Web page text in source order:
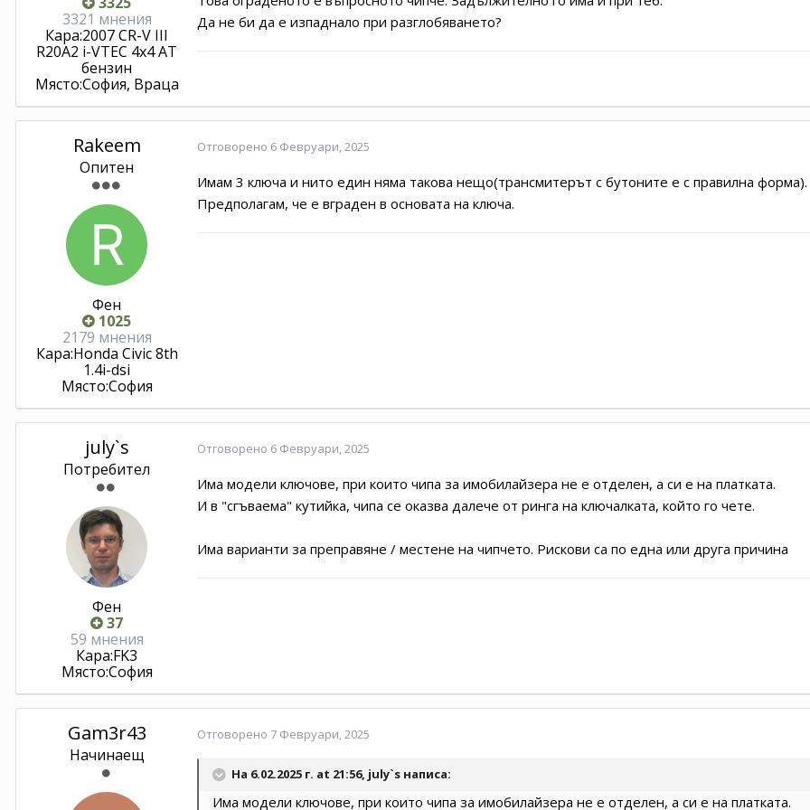
3321 мнения
Кара:2007 CR-V III
R20A2 i-VTEC 4x4 АТ
бензин
Място:София, Враца
Да не би да е изпаднало при разглобяването?
Rakeem
Опитен
Фен
1025
2179 мнения
Кара:Honda Civic 8th
1.4i-dsi
Място:София
Отговорено 6 Февруари, 2025
Имам 3 ключа и нито един няма такова нещо(трансмитерът с бутоните е с правилна форма).
Предполагам, че е вграден в основата на ключа.
july`s
Потребител
Фен
37
59 мнения
Кара:FK3
Място:София
Отговорено 6 Февруари, 2025
Има модели ключове, при които чипа за имобилайзера не е отделен, а си е на платката.
И в "сгъваема" кутийка, чипа се оказва далече от ринга на ключалката, който го чете.
Има варианти за преправяне / местене на чипчето. Рискови са по една или друга причина
Gam3r43
Начинаещ
Отговорено 7 Февруари, 2025
На 6.02.2025 г. at 21:56, july`s написа:
Има модели ключове, при които чипа за имобилайзера не е отделен, а си е на платката.